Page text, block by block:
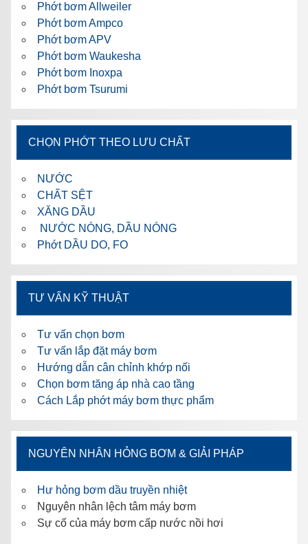
Phớt bơm Allweiler
Phớt bơm Ampco
Phớt bơm APV
Phớt bơm Waukesha
Phớt bơm Inoxpa
Phớt bơm Tsurumi
CHỌN PHỚT THEO LƯU CHẤT
NƯỚC
CHẤT SỆT
XĂNG DẦU
NƯỚC NÓNG, DẦU NÓNG
Phớt DẦU DO, FO
TƯ VẤN KỸ THUẬT
Tư vấn chọn bơm
Tư vấn lắp đặt máy bơm
Hướng dẫn cân chỉnh khớp nối
Chọn bơm tăng áp nhà cao tầng
Cách Lắp phớt máy bơm thực phẩm
NGUYÊN NHÂN HỎNG BƠM & GIẢI PHÁP
Hư hỏng bơm dầu truyền nhiệt
Nguyên nhân lệch tâm máy bơm
Sự cố của máy bơm cấp nước nồi hơi